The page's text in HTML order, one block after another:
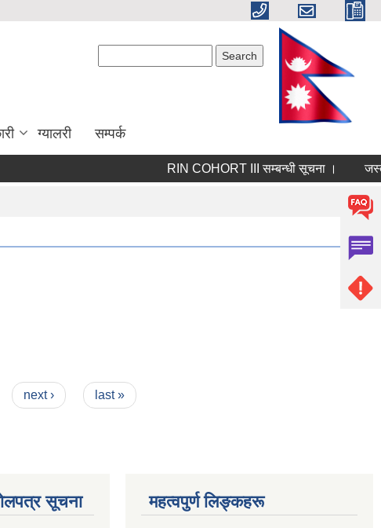
ग्यालरी सम्पर्क
RIN COHORT III सम्बन्धी सूचना ।
next › last »
सूचना महत्वपुर्ण लिङ्कहरू